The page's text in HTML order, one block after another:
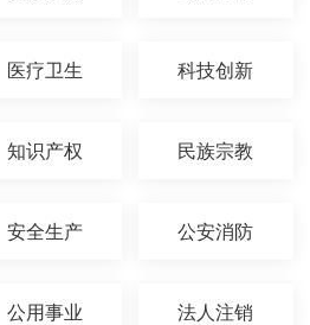
医疗卫生 科技创新
知识产权 民族宗教
安全生产 公安消防
公用事业 法人注销